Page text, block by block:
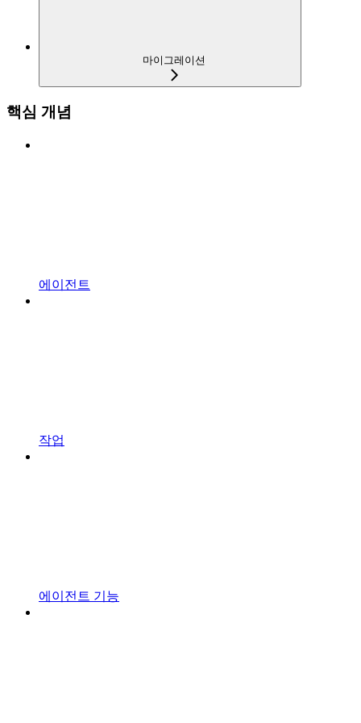
마이그레이션
핵심 개념
에이전트
작업
에이전트 기능